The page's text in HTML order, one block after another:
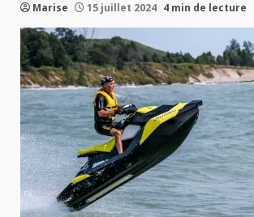
Marise 15 juillet 2024 4 min de lecture